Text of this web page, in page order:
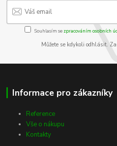
Souhlasím se zpracováním osobních
Můžete se kdykoli odhlásit.
Informace pro zákazníky
Reference
Vše o nákupu
Kontakty